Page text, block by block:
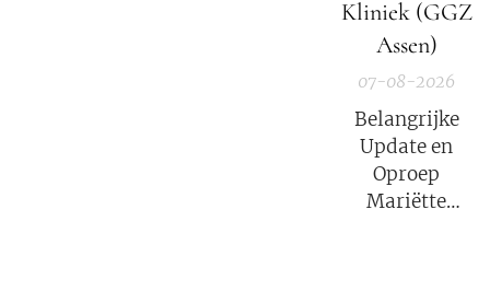
Kliniek (GGZ
Assen)
07-08-2026
Belangrijke
Update en
Oproep
Mariëtte